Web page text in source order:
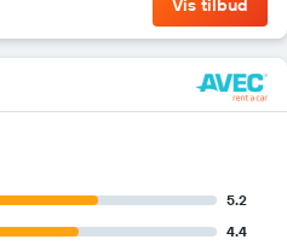
Vis tilbud
5.2
4.4